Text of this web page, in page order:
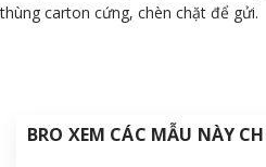
thùng carton cứng, chèn chặt để gửi.
BRO XEM CÁC MẪU NÀY